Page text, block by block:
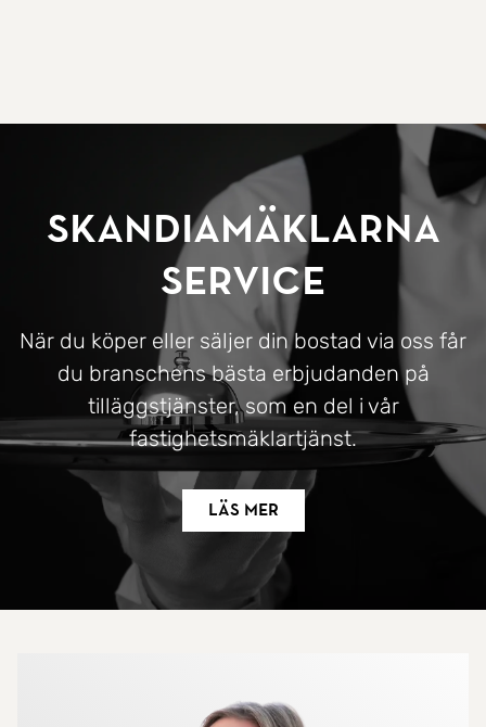
SkandiaMäklarna
Service
När du köper eller säljer din bostad via oss får
du branschens bästa erbjudanden på
tilläggstjänster, som en del i vår
fastighetsmäklartjänst.
Läs mer